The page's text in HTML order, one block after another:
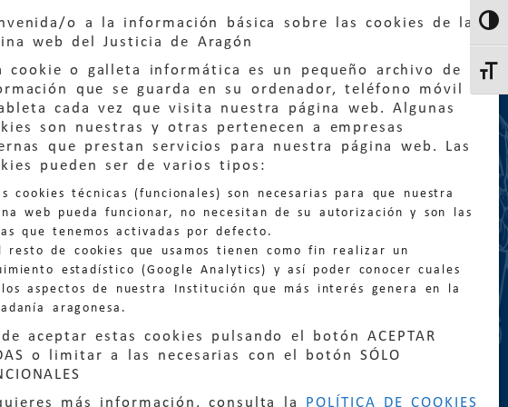
o a la información básica sobre las cookies de la
web del Justicia de Aragón
cookie o galleta informática es un pequeño archivo de
que se guarda en su ordenador, teléfono móvil
cada vez que visita nuestra página web. Algunas
son nuestras y otras pertenecen a empresas
que prestan servicios para nuestra página web. Las
pueden ser de varios tipos:
cookies técnicas (funcionales) son necesarias para que nuestra
web pueda funcionar, no necesitan de su autorización y son las
que tenemos activadas por defecto.
resto de cookies que usamos tienen como fin realizar un
estadístico (Google Analytics) y así poder conocer cuales
los aspectos de nuestra Institución que más interés genera en la
aragonesa.
aceptar estas cookies pulsando el botón ACEPTAR
o limitar a las necesarias con el botón SÓLO
más información, consulta la
POLÍTICA DE COOKIES
Quejas:quejas@eljusticiadearagon.es
Información general:
informacion@eljusticiadearagon.es
Teléfonos: 900 210 210/ 976 399 354
de Datos| Declaración de accesibilidad|Perfil del